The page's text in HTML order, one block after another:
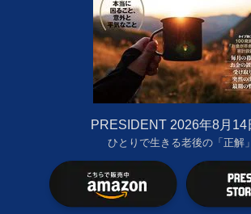
PRESIDENT 2026年8月14
ひとりで生きる老後の「正解」